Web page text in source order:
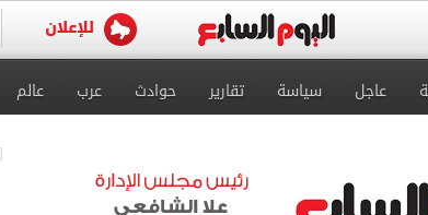
عاجل سياسة تقارير حوادث عرب عالم